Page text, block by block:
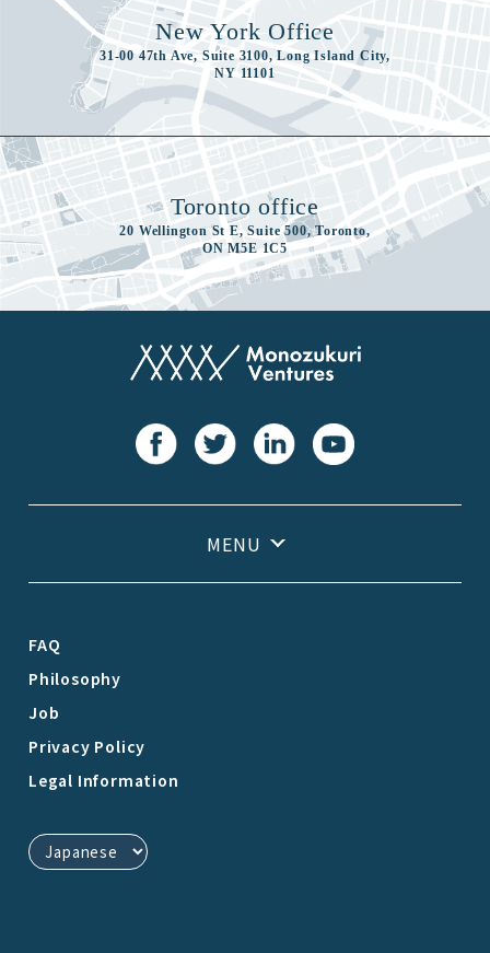
New York Office
31-00 47th Ave, Suite 3100, Long Island City,
NY 11101
Toronto office
20 Wellington St E, Suite 500, Toronto,
ON M5E 1C5
FAQ
Philosophy
Job
Privacy Policy
Legal Information